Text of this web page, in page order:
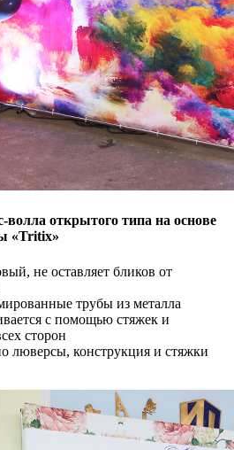
волла открытого типа на основе
«Tritix»
не оставляет бликов от
трубы из металла
с помощью стяжек и
сторон
люверсы, конструкция и стяжки